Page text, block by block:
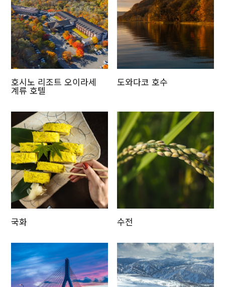
호시노 리조트 오이라세
계류 호텔
도와다코 호수
국화 수전